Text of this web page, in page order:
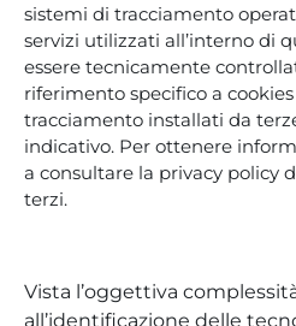
sistemi di tracciamento
servizi utilizzati all’interno di
essere tecnicamente
riferimento specifico a
tracciamento installati da
indicativo. Per ottenere
a consultare la privacy policy
terzi.
Vista l’oggettiva
all’identificazione delle